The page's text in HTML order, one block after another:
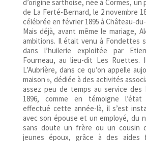
d’origine sarthoise, née à Cormes,
de La Ferté-Bernard, le 2 novembre
célébrée en février 1895 à Château-
Mais déjà, avant même le mariage,
ambitions. Il était venu à Fondettes
dans l’huilerie exploitée par
Fourneau, au lieu-dit Les Ruettes.
L’Aubrière, dans ce qu’on appelle
maison », dédiée à des activités
assez peu de temps au service des
1896, comme en témoigne
effectué cette année-là, il s’est
avec son épouse et un employé, du
sans doute un frère ou un cousin
jeunes époux, grâce à des aides